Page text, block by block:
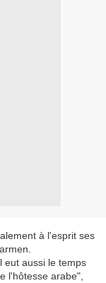
à l'esprit ses
eut aussi le temps
l'hôtesse arabe",